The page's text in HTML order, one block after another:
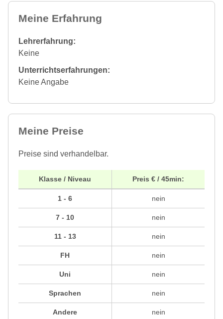
Meine Erfahrung
Lehrerfahrung:
Keine
Unterrichtserfahrungen:
Keine Angabe
Meine Preise
Preise sind verhandelbar.
Klasse / Niveau
1 - 6
7 - 10
11 - 13
FH
Uni
Sprachen
Andere
Preis € / 45min:
nein
nein
nein
nein
nein
nein
nein